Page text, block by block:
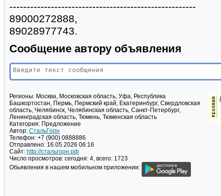
------------------------------------------------------
89000272888,
89028977743.
Сообщение автору объявления
Регионы: Москва, Московская область, Уфа, Республика
Башкортостан, Пермь, Пермский край, Екатеринбург, Свердловская
область, Челябинск, Челябинская область, Санкт-Петербург,
Ленинградская область, Тюмень, Тюменская область
Категория: Предложение
Автор: СтальГорн
Телефон: +7 (900) 0888886
Отправлено: 16.05.2026 06:16
Сайт: http://стальгорн.рф
Число просмотров: сегодня: 4, всего: 1723
Обьявления в нашем мобильном приложении: